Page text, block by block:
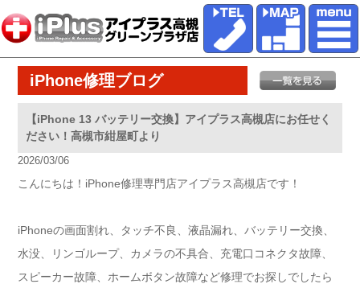
iPhone修理ブログ
【iPhone 13 バッテリー交換】アイプラス高槻店にお任せく
ださい！高槻市紺屋町より
2026/03/06
こんにちは！iPhone修理専門店アイプラス高槻店です！
iPhoneの画面割れ、タッチ不良、液晶漏れ、バッテリー交換、
水没、リンゴループ、カメラの不具合、充電口コネクタ故障、
スピーカー故障、ホームボタン故障など修理でお探しでしたら